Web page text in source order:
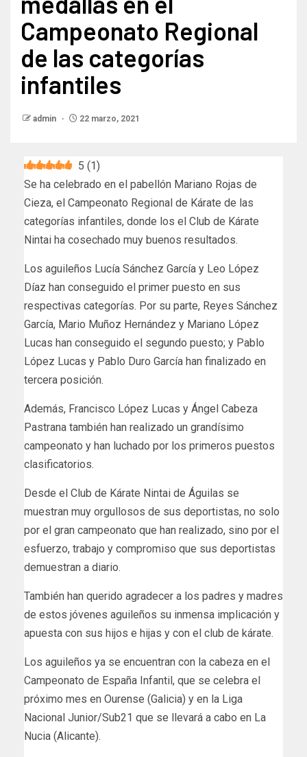
Campeonato Regional
de las categorías
infantiles
admin 22 marzo, 2021
5 (1)
Se ha celebrado en el pabellón Mariano Rojas de
Cieza, el Campeonato Regional de Kárate de las
categorías infantiles, donde los el Club de Kárate
Nintai ha cosechado muy buenos resultados.
Los aguileños Lucía Sánchez García y Leo López
Díaz han conseguido el primer puesto en sus
respectivas categorías. Por su parte, Reyes Sánchez
García, Mario Muñoz Hernández y Mariano López
Lucas han conseguido el segundo puesto; y Pablo
López Lucas y Pablo Duro García han finalizado en
tercera posición.
Además, Francisco López Lucas y Ángel Cabeza
Pastrana también han realizado un grandísimo
campeonato y han luchado por los primeros puestos
clasificatorios.
Desde el Club de Kárate Nintai de Águilas se
muestran muy orgullosos de sus deportistas, no solo
por el gran campeonato que han realizado, sino por el
esfuerzo, trabajo y compromiso que sus deportistas
demuestran a diario.
También han querido agradecer a los padres y madres
de estos jóvenes aguileños su inmensa implicación y
apuesta con sus hijos e hijas y con el club de kárate.
Los aguileños ya se encuentran con la cabeza en el
Campeonato de España Infantil, que se celebra el
próximo mes en Ourense (Galicia) y en la Liga
Nacional Junior/Sub21 que se llevará a cabo en La
Nucia (Alicante).